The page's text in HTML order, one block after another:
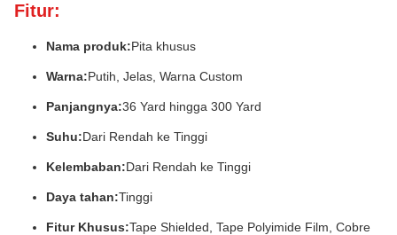
Fitur:
Nama produk:Pita khusus
Warna:Putih, Jelas, Warna Custom
Panjangnya:36 Yard hingga 300 Yard
Suhu:Dari Rendah ke Tinggi
Kelembaban:Dari Rendah ke Tinggi
Daya tahan:Tinggi
Fitur Khusus:Tape Shielded, Tape Polyimide Film, Cobre